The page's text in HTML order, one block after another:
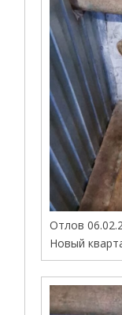
Отлов
Новый